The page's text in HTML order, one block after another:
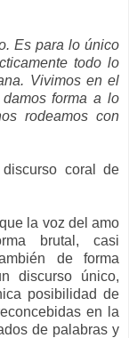
Es para lo único
todo lo
Vivimos en el
forma a lo
rodeamos con
coral de
la voz del amo
brutal, casi
de forma
discurso único,
posibilidad de
en la
de palabras y